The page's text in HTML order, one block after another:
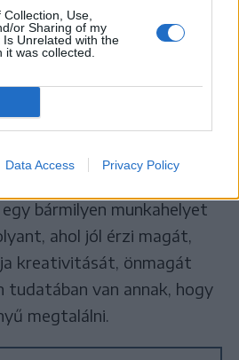
Use,
or Sharing of my
Unrelated with the
was collected.
Data Access Privacy Policy
ma már nagyon sok a
próbálnak
médiával kapcsolatos
a platform és a
emiatt nehéz újat és
az embereknek
bármilyen munkahelyet
ahol jól érzi magát,
kreativitását, önmagát
tudatában van annak, hogy
megtalálni.